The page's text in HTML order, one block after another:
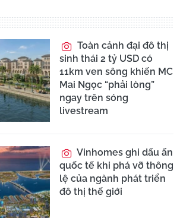
Toàn cảnh đại đô thị
sinh thái 2 tỷ USD có
11km ven sông khiến MC
Mai Ngọc “phải lòng”
ngay trên sóng
livestream
Vinhomes ghi dấu ấn
quốc tế khi phá vỡ thông
lệ của ngành phát triển
đô thị thế giới